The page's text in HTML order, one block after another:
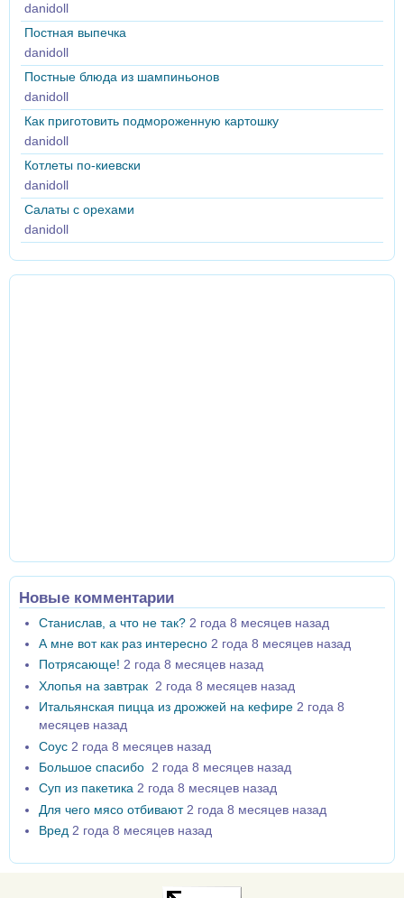
danidoll
Постная выпечка
danidoll
Постные блюда из шампиньонов
danidoll
Как приготовить подмороженную картошку
danidoll
Котлеты по-киевски
danidoll
Салаты с орехами
danidoll
Новые комментарии
Станислав, а что не так? 2 года 8 месяцев назад
А мне вот как раз интересно 2 года 8 месяцев назад
Потрясающе! 2 года 8 месяцев назад
Хлопья на завтрак 2 года 8 месяцев назад
Итальянская пицца из дрожжей на кефире 2 года 8
месяцев назад
Соус 2 года 8 месяцев назад
Большое спасибо 2 года 8 месяцев назад
Суп из пакетика 2 года 8 месяцев назад
Для чего мясо отбивают 2 года 8 месяцев назад
Вред 2 года 8 месяцев назад